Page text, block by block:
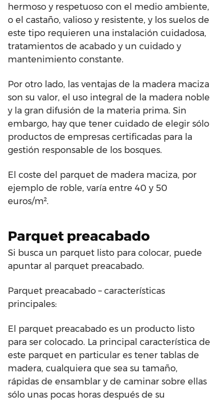
hermoso y respetuoso con el medio ambiente,
o el castaño, valioso y resistente, y los suelos de
este tipo requieren una instalación cuidadosa,
tratamientos de acabado y un cuidado y
mantenimiento constante.
Por otro lado, las ventajas de la madera maciza
son su valor, el uso integral de la madera noble
y la gran difusión de la materia prima. Sin
embargo, hay que tener cuidado de elegir sólo
productos de empresas certificadas para la
gestión responsable de los bosques.
El coste del parquet de madera maciza, por
ejemplo de roble, varía entre 40 y 50
euros/m².
Parquet preacabado
Si busca un parquet listo para colocar, puede
apuntar al parquet preacabado.
Parquet preacabado – características
principales:
El parquet preacabado es un producto listo
para ser colocado. La principal característica de
este parquet en particular es tener tablas de
madera, cualquiera que sea su tamaño,
rápidas de ensamblar y de caminar sobre ellas
sólo unas pocas horas después de su